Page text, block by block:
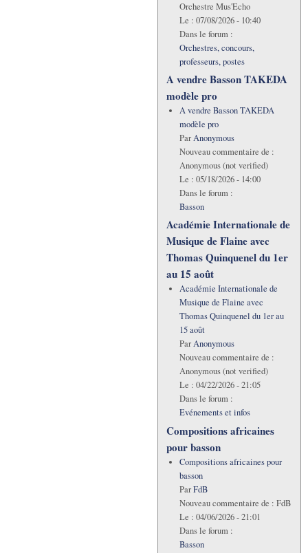
Orchestre Mus'Echo
Le : 07/08/2026 - 10:40
Dans le forum :
Orchestres, concours,
professeurs, postes
A vendre Basson TAKEDA
modèle pro
A vendre Basson TAKEDA
modèle pro
ParAnonymous
Nouveau commentaire de :
Anonymous (not verified)
Le : 05/18/2026 - 14:00
Dans le forum :
Basson
Académie Internationale de
Musique de Flaine avec
Thomas Quinquenel du 1er
au 15 août
Académie Internationale de
Musique de Flaine avec
Thomas Quinquenel du 1er au
15 août
ParAnonymous
Nouveau commentaire de :
Anonymous (not verified)
Le : 04/22/2026 - 21:05
Dans le forum :
Evénements et infos
Compositions africaines
pour basson
Compositions africaines pour
basson
ParFdB
Nouveau commentaire de : FdB
Le : 04/06/2026 - 21:01
Dans le forum :
Basson